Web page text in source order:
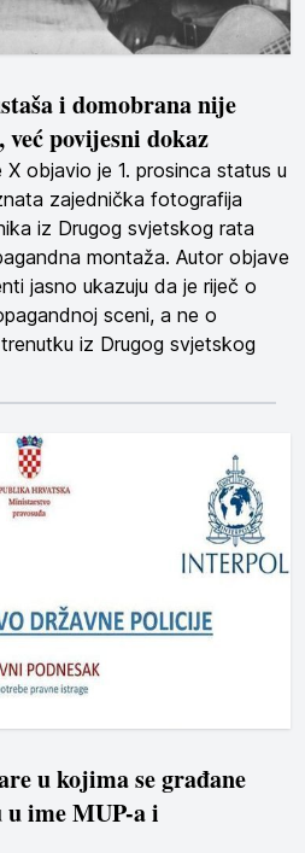
i domobrana nije
povijesni dokaz
objavio je 1. prosinca status u
zajednička fotografija
iz Drugog svjetskog rata
montaža. Autor objave
jasno ukazuju da je riječ o
sceni, a ne o
iz Drugog svjetskog
u kojima se građane
ime MUP-a i